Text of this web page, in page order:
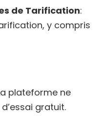
de Tarification:
y compris
plateforme ne
gratuit.